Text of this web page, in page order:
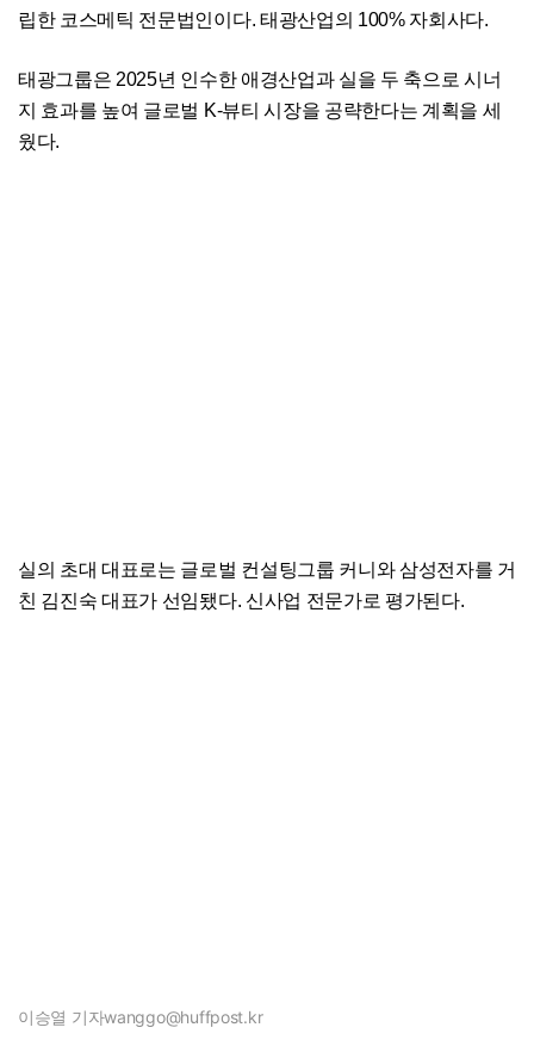
립한 코스메틱 전문법인이다. 태광산업의 100% 자회사다.
태광그룹은 2025년 인수한 애경산업과 실을 두 축으로 시너
지 효과를 높여 글로벌 K-뷰티 시장을 공략한다는 계획을 세
웠다.
실의 초대 대표로는 글로벌 컨설팅그룹 커니와 삼성전자를 거
친 김진숙 대표가 선임됐다. 신사업 전문가로 평가된다.
이승열 기자wanggo@huffpost.kr